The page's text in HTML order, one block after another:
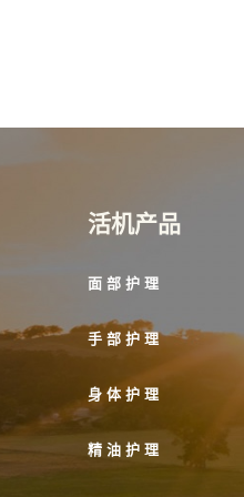
活机产品
面部护理
手部护理
身体护理
精油护理